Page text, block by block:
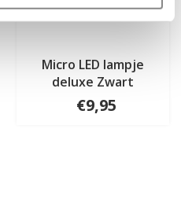
Micro LED lampje
deluxe Zwart
€9,95